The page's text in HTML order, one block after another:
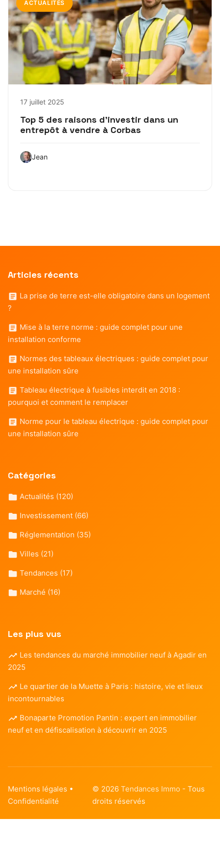
ACTUALITÉS
17 juillet 2025
Top 5 des raisons d’investir dans un
entrepôt à vendre à Corbas
Jean
Articles récents
La prise de terre est-elle obligatoire dans un logement
?
Mise à la terre norme : guide complet pour une
installation conforme
Normes des tableaux électriques : guide complet pour
une installation sûre
Tableau électrique à fusibles interdit en 2018 :
pourquoi et comment le remplacer
Norme pour le tableau électrique : guide complet pour
une installation sûre
Catégories
Actualités (120)
Investissement (66)
Réglementation (35)
Villes (21)
Tendances (17)
Marché (16)
Les plus vus
Les tendances du marché immobilier neuf à Agadir en
2025
Le quartier de la Muette à Paris : histoire, vie et lieux
incontournables
Bonaparte Promotion Pantin : expert en immobilier
neuf et en défiscalisation à découvrir en 2025
Mentions légales •
Confidentialité
© 2026Tendances Immo - Tous
droits réservés